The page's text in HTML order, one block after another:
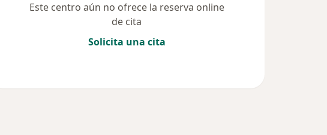
Este centro aún no ofrece la reserva online
de cita
Solicita una cita